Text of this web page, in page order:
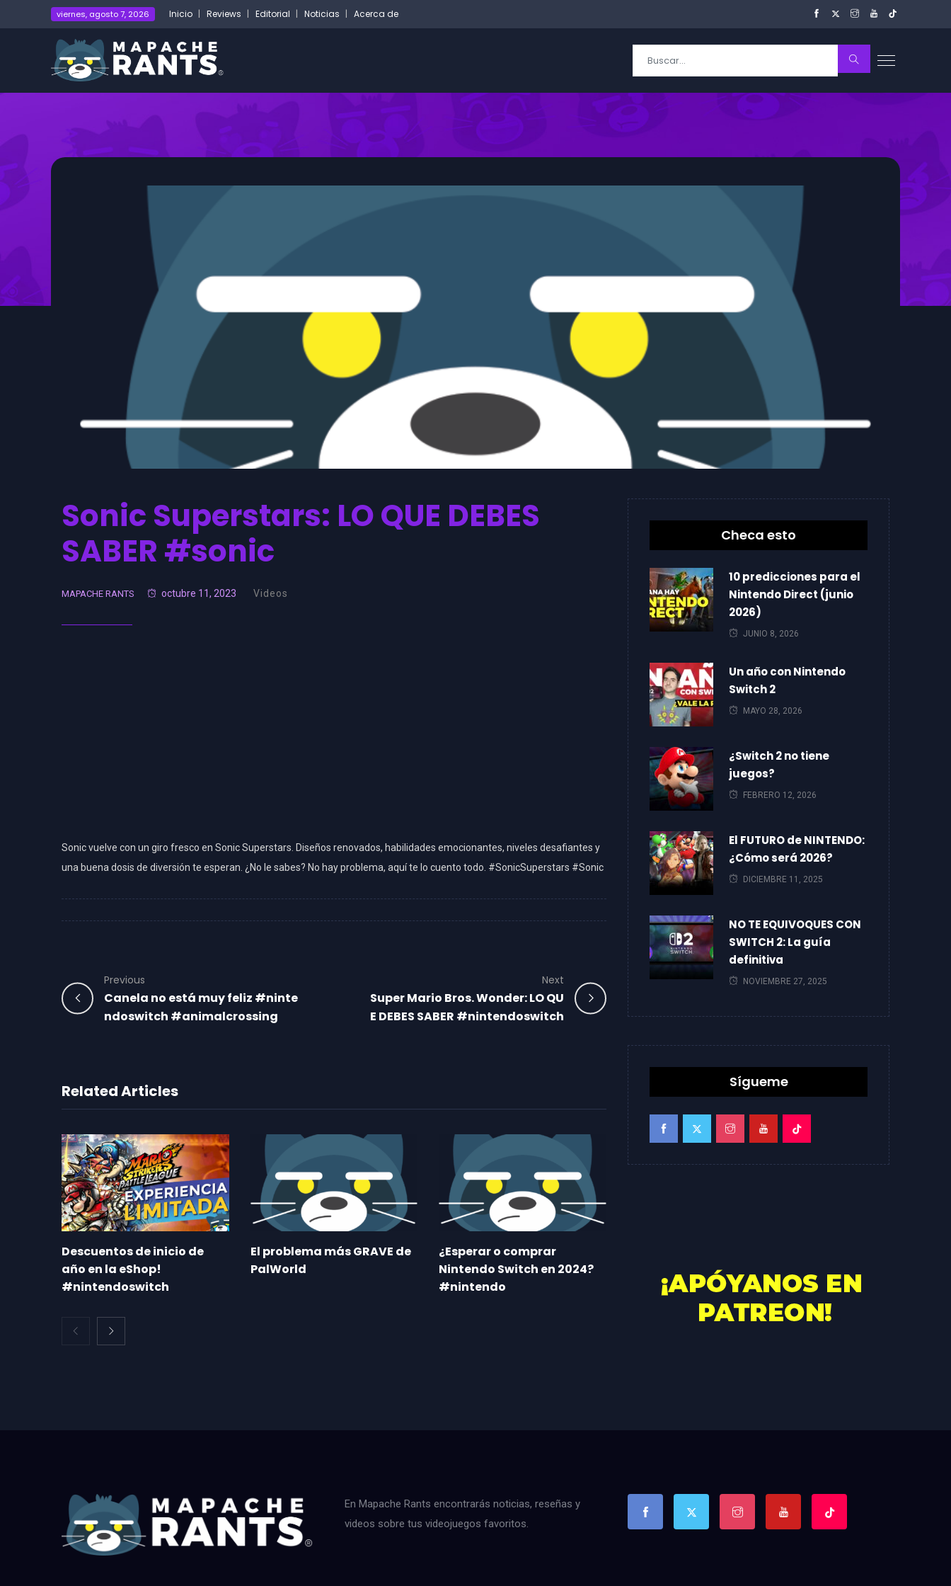
viernes, agosto 7, 2026 Inicio Reviews Editorial Noticias Acerca de
Sonic Superstars: LO QUE DEBES
SABER #sonic
MAPACHE RANTS octubre 11, 2023 Videos
Sonic vuelve con un giro fresco en Sonic Superstars. Diseños renovados, habilidades emocionantes, niveles desafiantes y
una buena dosis de diversión te esperan. ¿No le sabes? No hay problema, aquí te lo cuento todo. #SonicSuperstars #Sonic
Previous
Canela no está muy feliz #ninte
ndoswitch #animalcrossing
Next
Super Mario Bros. Wonder: LO QU
E DEBES SABER #nintendoswitch
Related Articles
Descuentos de inicio de
año en la eShop!
#nintendoswitch
El problema más GRAVE de
PalWorld
¿Esperar o comprar
Nintendo Switch en 2024?
#nintendo
Checa esto
10 predicciones para el
Nintendo Direct (junio
2026)
JUNIO 8, 2026
Un año con Nintendo
Switch 2
MAYO 28, 2026
¿Switch 2 no tiene
juegos?
FEBRERO 12, 2026
El FUTURO de NINTENDO:
¿Cómo será 2026?
DICIEMBRE 11, 2025
NO TE EQUIVOQUES CON
SWITCH 2: La guía
definitiva
NOVIEMBRE 27, 2025
Sígueme
En Mapache Rants encontrarás noticias, reseñas y
videos sobre tus videojuegos favoritos.